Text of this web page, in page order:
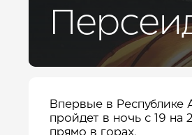
Впервые в Республике
пройдет в ночь с 19 на
прямо в горах.